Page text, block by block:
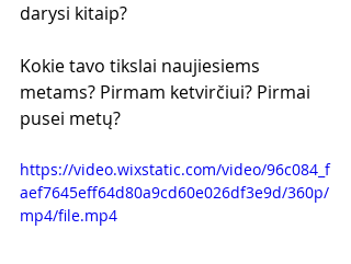
darysi kitaip?
Kokie tavo tikslai naujiesiems
metams? Pirmam ketvirčiui? Pirmai
pusei metų?
https://video.wixstatic.com/video/96c084_f
aef7645eff64d80a9cd60e026df3e9d/360p/
mp4/file.mp4